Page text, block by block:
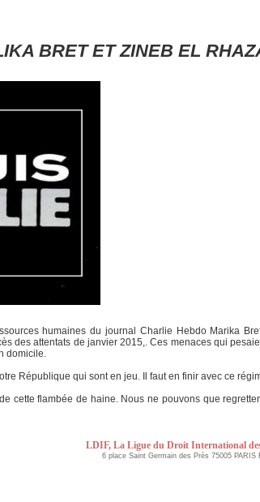
BRET ET ZINEB EL
humaines du journal Charlie Hebdo Marika
des attentats de janvier 2015,. Ces menaces qui
domicile.
République qui sont en jeu. Il faut en finir avec ce
cette flambée de haine. Nous ne pouvons que
LDIF, La Ligue du Droit International
6 place Saint Germain des Près 75005 PARIS